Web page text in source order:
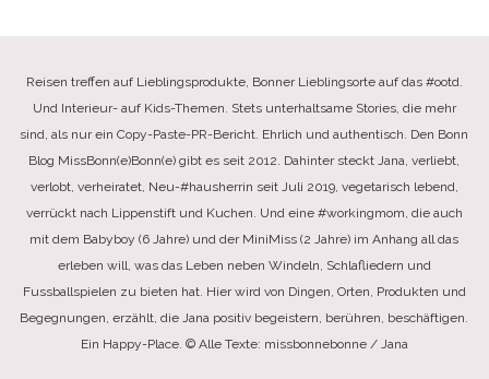
Reisen treffen auf Lieblingsprodukte, Bonner Lieblingsorte auf das #ootd.
Und Interieur- auf Kids-Themen. Stets unterhaltsame Stories, die mehr
sind, als nur ein Copy-Paste-PR-Bericht. Ehrlich und authentisch. Den Bonn
Blog MissBonn(e)Bonn(e) gibt es seit 2012. Dahinter steckt Jana, verliebt,
verlobt, verheiratet, Neu-#hausherrin seit Juli 2019, vegetarisch lebend,
verrückt nach Lippenstift und Kuchen. Und eine #workingmom, die auch
mit dem Babyboy (6 Jahre) und der MiniMiss (2 Jahre) im Anhang all das
erleben will, was das Leben neben Windeln, Schlafliedern und
Fussballspielen zu bieten hat. Hier wird von Dingen, Orten, Produkten und
Begegnungen, erzählt, die Jana positiv begeistern, berühren, beschäftigen.
Ein Happy-Place. © Alle Texte: missbonnebonne / Jana